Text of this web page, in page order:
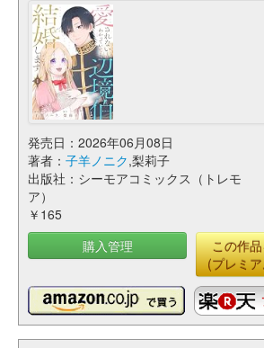
発売日：2026年06月08日
著者： 子羊ノニク,梨莉子
出版社：シーモアコミックス（トレモ
ア）
￥165
購入管理
この作
(プレミ